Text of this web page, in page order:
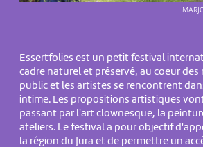
Essertfolies est un petit festival
cadre naturel et préservé, au coeur
public et les artistes se rencontrent
intime. Les propositions artistiques
passant par l'art clownesque, la
ateliers. Le festival a pour objectif
la région du Jura et de permettre un